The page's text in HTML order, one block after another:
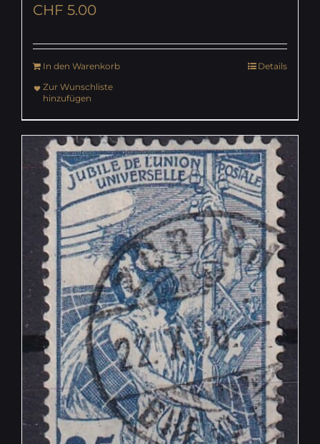
CHF 5.00
In den Warenkorb
Details
Zur Wunschliste
hinzufügen